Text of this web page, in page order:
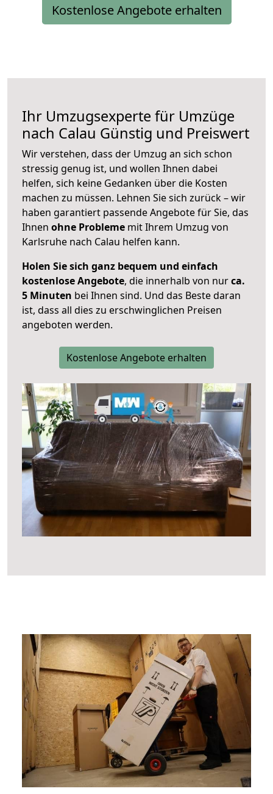
Kostenlose Angebote erhalten
Ihr Umzugsexperte für Umzüge
nach Calau Günstig und Preiswert
Wir verstehen, dass der Umzug an sich schon
stressig genug ist, und wollen Ihnen dabei
helfen, sich keine Gedanken über die Kosten
machen zu müssen. Lehnen Sie sich zurück – wir
haben garantiert passende Angebote für Sie, das
Ihnen ohne Probleme mit Ihrem Umzug von
Karlsruhe nach Calau helfen kann.
Holen Sie sich ganz bequem und einfach
kostenlose Angebote, die innerhalb von nurca.
5 Minuten bei Ihnen sind. Und das Beste daran
ist, dass all dies zu erschwinglichen Preisen
angeboten werden.
Kostenlose Angebote erhalten